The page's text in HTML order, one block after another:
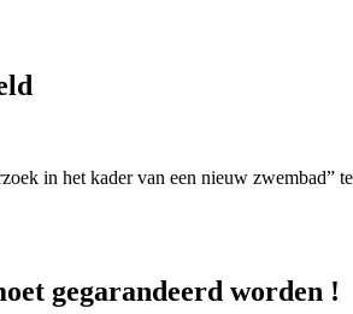
in het kader van een nieuw zwembad”
gegarandeerd worden !